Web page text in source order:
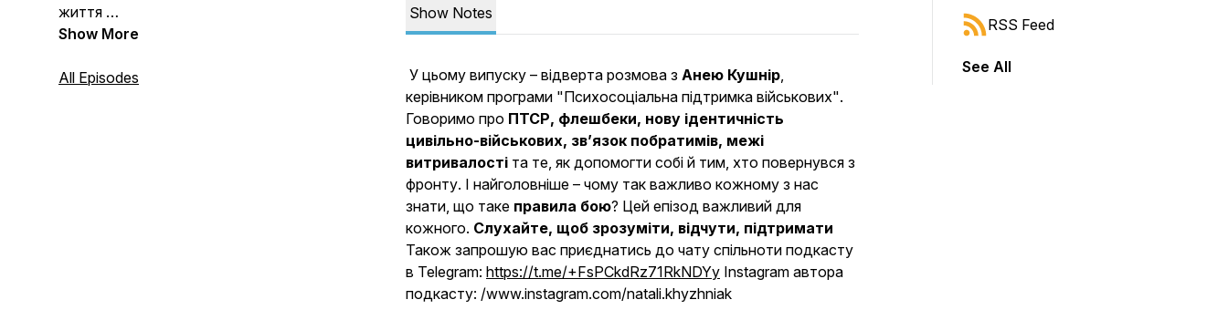
життя
де кожен гість відкриває своє серце і
стражданнями.
Show More
All Episodes
Show Notes
У цьому випуску – відверта розмова з Анею Кушнір,
керівником програми "Психосоціальна підтримка військових".
Говоримо про ПТСР, флешбеки, нову ідентичність
цивільно-військових, зв’язок побратимів, межі
витривалості та те, як допомогти собі й тим, хто повернувся з
фронту. І найголовніше – чому так важливо кожному з нас
знати, що таке правила бою? Цей епізод важливий для
кожного. Слухайте, щоб зрозуміти, відчути, підтримати
Також запрошую вас приєднатись до чату спільноти подкасту
в Telegram: https://t.me/+FsPCkdRz71RkNDYy Instagram автора
подкасту: /www.instagram.com/natali.khyzhniak
RSS Feed
See All